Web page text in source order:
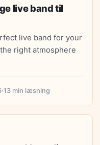
live band til
live band for your
right atmosphere
·13 min læsning